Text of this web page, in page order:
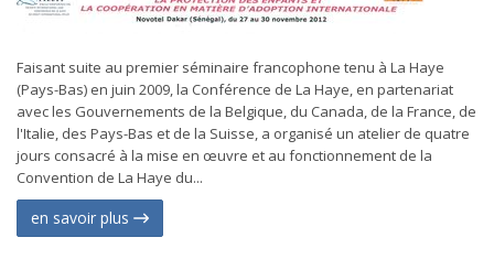
Faisant suite au premier séminaire francophone tenu à La Haye
(Pays-Bas) en juin 2009, la Conférence de La Haye, en partenariat
avec les Gouvernements de la Belgique, du Canada, de la France, de
l'Italie, des Pays-Bas et de la Suisse, a organisé un atelier de quatre
jours consacré à la mise en œuvre et au fonctionnement de la
Convention de La Haye du...
en savoir plus